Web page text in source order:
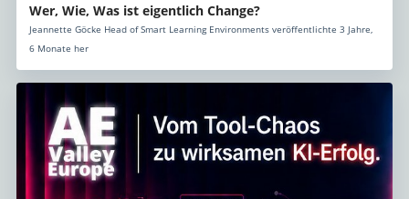
Wer, Wie, Was ist eigentlich Change?
Jeannette Göcke Head of Smart Learning Environments veröffentlichte 3 Jahre,
6 Monate her